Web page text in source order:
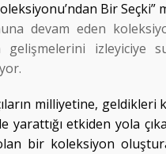
Bir
devam eden
gelişmelerini izleyiciye
milliyetine, geldikleri
yarattığı etkiden yola
bir koleksiyon